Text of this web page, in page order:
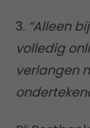
3. “Alleen
volledig
verlangen